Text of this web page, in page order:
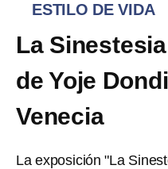
ESTILO DE VIDA
La
de Yoje
Venecia
La exposición "La